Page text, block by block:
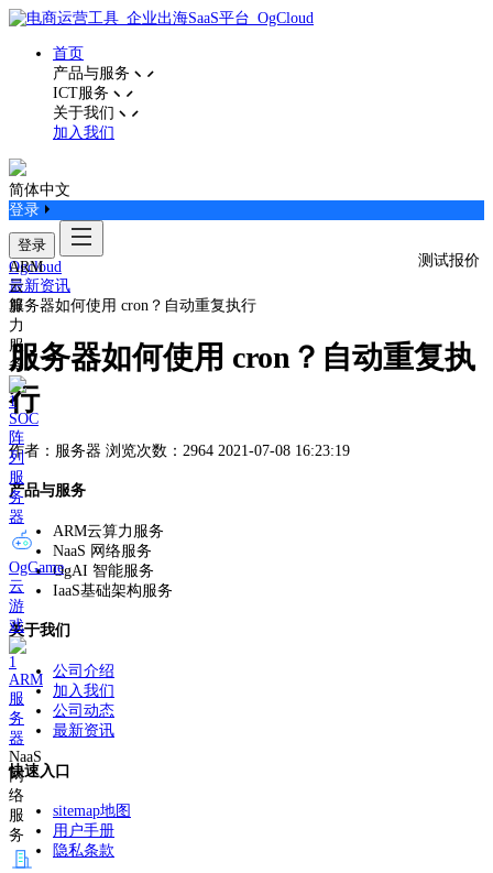
测试报价
首页
产品与服务
ICT服务
关于我们
加入我们
简体中文
登录
登录
ARM
云
算
力
服
务
SOC
阵
列
服
务
器
OgGame
云
游
戏
ARM
服
务
器
NaaS
网
络
服
务
Ogcloud
最新资讯
服务器如何使用 cron？自动重复执行
服务器如何使用 cron？自动重复执
行
作者：服务器 浏览次数：2964 2021-07-08 16:23:19
产品与服务
ARM云算力服务
NaaS 网络服务
OgAI 智能服务
IaaS基础架构服务
关于我们
公司介绍
加入我们
公司动态
最新资讯
快速入口
sitemap地图
用户手册
隐私条款